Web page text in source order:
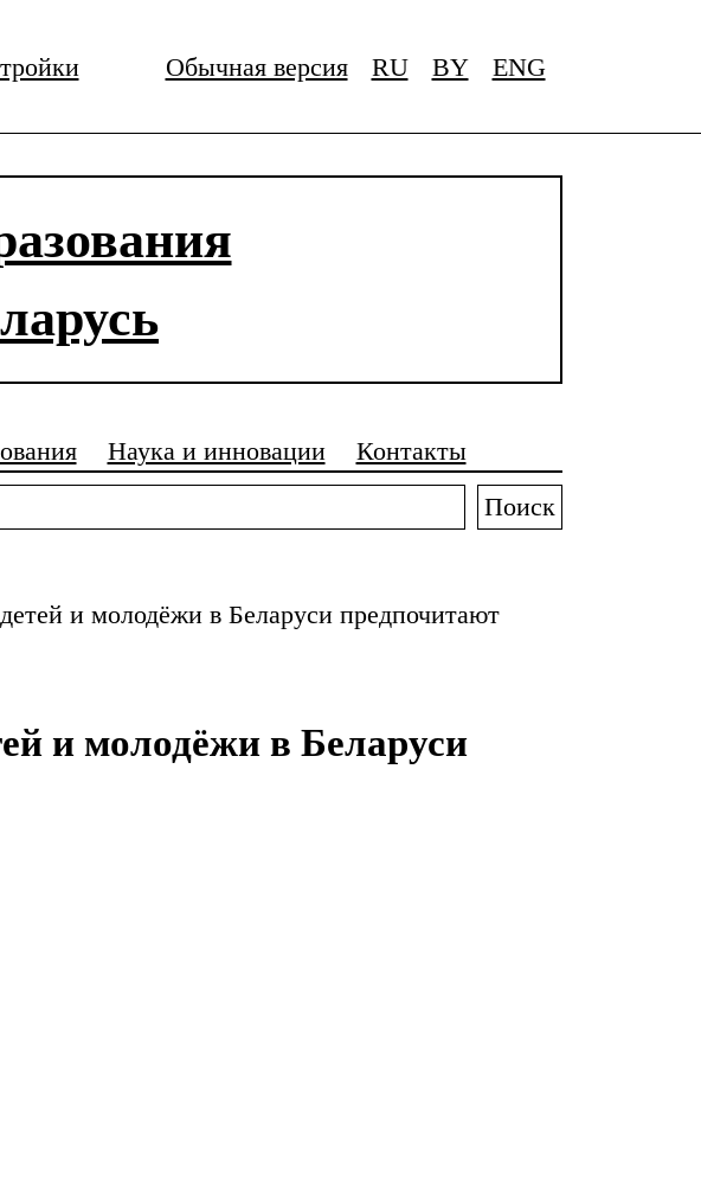
Обычная версия RU BY ENG
Наука и инновации
Контакты
Поиск
и молодёжи в Беларуси предпочитают
и молодёжи в Беларуси